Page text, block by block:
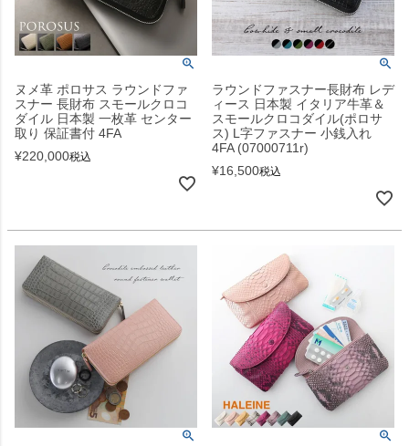
ヌメ革 ポロサス ラウンドファ
スナー 長財布 スモールクロコ
ダイル 日本製 一枚革 センター
取り 保証書付 4FA
¥220,000税込
ラウンドファスナー長財布 レデ
ィース 日本製 イタリア牛革＆
スモールクロコダイル(ポロサ
ス) L字ファスナー 小銭入れ
4FA (07000711r)
¥16,500税込